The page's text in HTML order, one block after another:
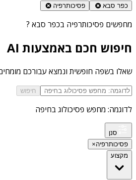
כפר סבא פסיכותרפיה
מחפשים פסיכותרפיה בכפר סבא ?
חיפוש חכם באמצעות AI
שאלו בשפה חופשית ונמצא עבורכם מומחים
חיפוש
לדוגמה: מחפש פסיכולוג בחיפה
סנן
פסיכותרפיה×
מקצוע